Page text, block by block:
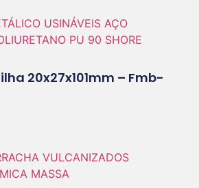
20x27x101mm – Fmb-